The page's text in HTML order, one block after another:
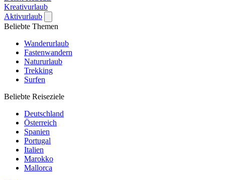
Kreativurlaub
Aktivurlaub
Beliebte Themen
Wanderurlaub
Fastenwandern
Natururlaub
Trekking
Surfen
Beliebte Reiseziele
Deutschland
Österreich
Spanien
Portugal
Italien
Marokko
Mallorca